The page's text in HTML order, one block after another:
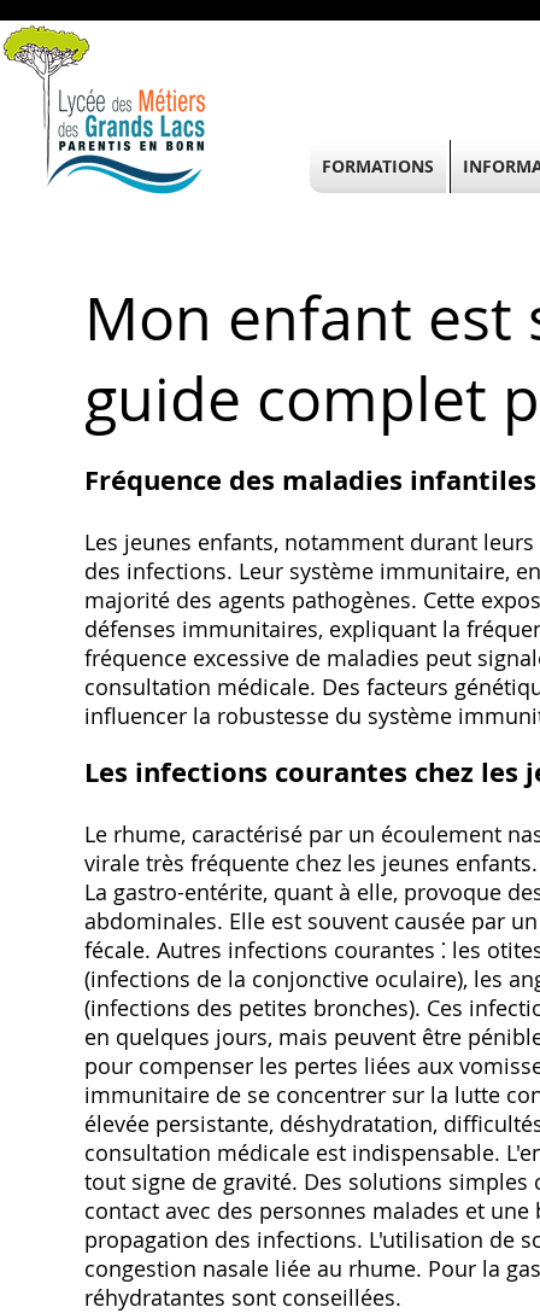
Mon enfant est
guide complet
Fréquence des maladies
Les jeunes enfants, notamment durant
des infections. Leur système immunitaire,
majorité des agents pathogènes. Cette
défenses immunitaires, expliquant la
fréquence excessive de maladies peut
consultation médicale. Des facteurs
influencer la robustesse du système
Les infections courantes chez
Le rhume, caractérisé par un écoulement
virale très fréquente chez les jeunes
La gastro-entérite, quant à elle, provoque
abdominales. Elle est souvent causée par
fécale. Autres infections courantes ⁚ les
(infections de la conjonctive oculaire), les
(infections des petites bronches). Ces
en quelques jours, mais peuvent être
pour compenser les pertes liées aux
immunitaire de se concentrer sur la lutte
élevée persistante, déshydratation,
consultation médicale est indispensable.
tout signe de gravité. Des solutions
contact avec des personnes malades et
propagation des infections. L'utilisation de
congestion nasale liée au rhume. Pour la
réhydratantes sont conseillées.
FORMATIONS